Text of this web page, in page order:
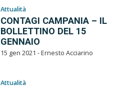
Attualità
CONTAGI CAMPANIA – IL
BOLLETTINO DEL 15
GENNAIO
15 gen 2021 - Ernesto Acciarino
Attualità